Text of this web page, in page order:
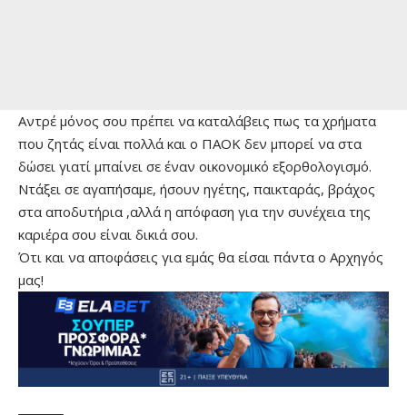
Αντρέ μόνος σου πρέπει να καταλάβεις πως τα χρήματα
που ζητάς είναι πολλά και ο ΠΑΟΚ δεν μπορεί να στα
δώσει γιατί μπαίνει σε έναν οικονομικό εξορθολογισμό.
Ντάξει σε αγαπήσαμε, ήσουν ηγέτης, παικταράς, βράχος
στα αποδυτήρια ,αλλά η απόφαση για την συνέχεια της
καριέρα σου είναι δικιά σου.
Ότι και να αποφάσεις για εμάς θα είσαι πάντα ο Αρχηγός
μας!